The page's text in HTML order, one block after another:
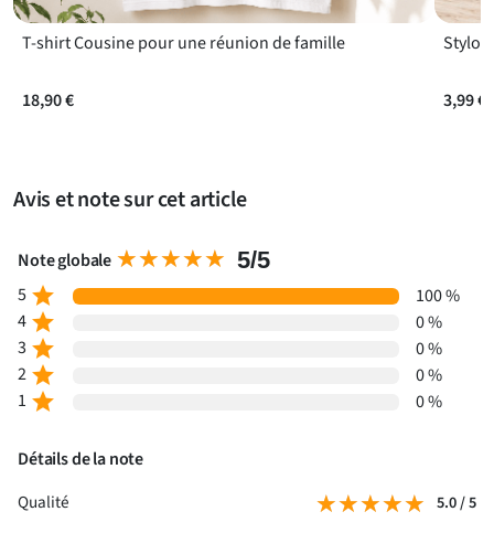
Questions fréquentes
T-shirt Cousine pour une réunion de famille
18,90 €
Stylo
3,99 €
Avis et note sur cet article
Note globale ★★★★★
★★★★★ 5/5
5 star
100 %
4 star
0 %
3 star
0 %
2 star
0 %
1 star 0 %
Détails de la note
Qualité
★★★★★
★★★★★ 5.0 / 5